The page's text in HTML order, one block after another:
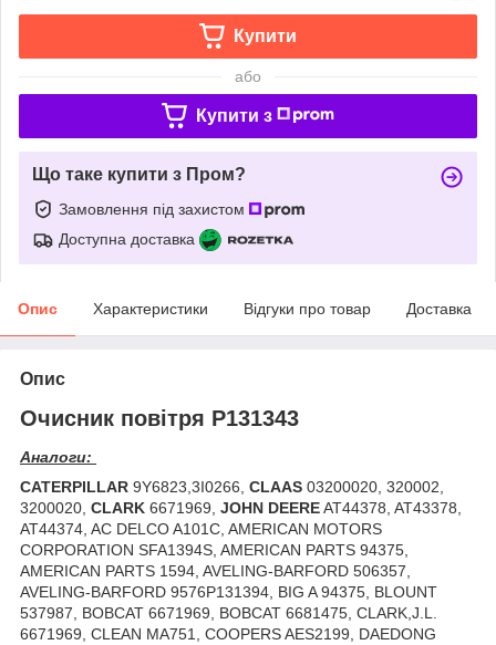
Купити
або
Купити з
Що таке купити з Пром?
Замовлення під захистом
Доступна доставка
Опис Характеристики Відгуки про товар Доставка
Опис
Очисник повітря P131343
Аналоги:
CATERPILLAR 9Y6823,3I0266, CLAAS 03200020, 320002,
3200020, CLARK 6671969, JOHN DEEREAT44378, AT43378,
AT44374, AC DELCO A101C, AMERICAN MOTORS
CORPORATION SFA1394S, AMERICAN PARTS 94375,
AMERICAN PARTS 1594, AVELING-BARFORD 506357,
AVELING-BARFORD 9576P131394, BIG A 94375, BLOUNT
537987, BOBCAT 6671969, BOBCAT 6681475, CLARK,J.L.
6671969, CLEAN MA751, COOPERS AES2199, DAEDONG